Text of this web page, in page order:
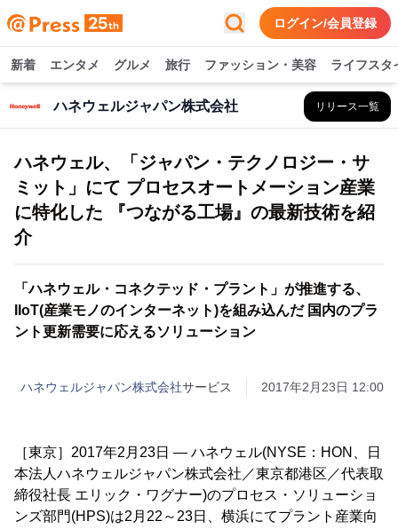
ログイン/会員登録
新着 エンタメ グルメ 旅行 ファッション・美容 ライフスタ
ハネウェルジャパン株式会社 リリース一覧
ハネウェル、「ジャパン・テクノロジー・サ
ミット」にて プロセスオートメーション産業
に特化した 『つながる工場』の最新技術を紹
介
「ハネウェル・コネクテッド・プラント」が推進する、
IIoT(産業モノのインターネット)を組み込んだ 国内のプラ
ント更新需要に応えるソリューション
ハネウェルジャパン株式会社サービス 2017年2月23日 12:00
［東京］2017年2月23日 ― ハネウェル(NYSE：HON、日
本法人ハネウェルジャパン株式会社／東京都港区／代表取
締役社長 エリック・ワグナー)のプロセス・ソリューショ
ンズ部門(HPS)は2月22～23日、横浜にてプラント産業向